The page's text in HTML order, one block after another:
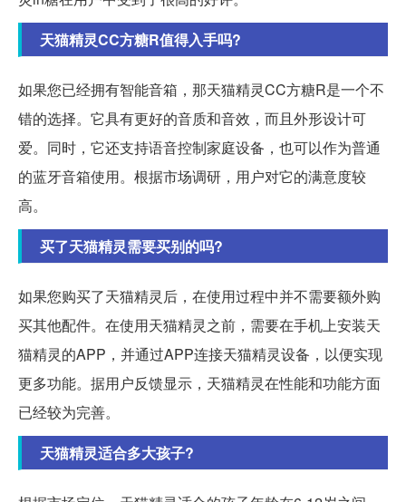
天猫精灵CC方糖R值得入手吗?
如果您已经拥有智能音箱，那天猫精灵CC方糖R是一个不
错的选择。它具有更好的音质和音效，而且外形设计可
爱。同时，它还支持语音控制家庭设备，也可以作为普通
的蓝牙音箱使用。根据市场调研，用户对它的满意度较
高。
买了天猫精灵需要买别的吗?
如果您购买了天猫精灵后，在使用过程中并不需要额外购
买其他配件。在使用天猫精灵之前，需要在手机上安装天
猫精灵的APP，并通过APP连接天猫精灵设备，以便实现
更多功能。据用户反馈显示，天猫精灵在性能和功能方面
已经较为完善。
天猫精灵适合多大孩子?